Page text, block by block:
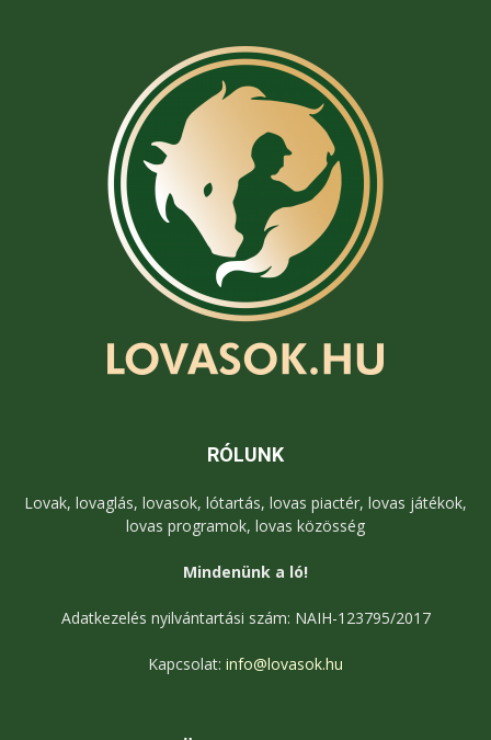
RÓLUNK
Lovak, lovaglás, lovasok, lótartás, lovas piactér, lovas játékok,
lovas programok, lovas közösség
Mindenünk a ló!
Adatkezelés nyilvántartási szám: NAIH-123795/2017
Kapcsolat: info@lovasok.hu